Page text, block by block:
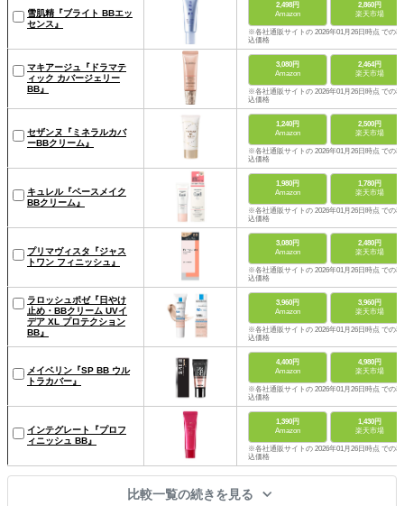
雪肌精『ブライト BBエッ
センス』
2,498円
Amazon
2,860円
楽天市場
※各社通販サイトの 2026年01月26日時点 での税
込価格
マキアージュ『ドラマテ
ィック カバージェリー
BB』
3,080円
Amazon
2,464円
楽天市場
※各社通販サイトの 2026年01月26日時点 での税
込価格
セザンヌ『ミネラルカバ
ーBBクリーム』
1,240円
Amazon
2,500円
楽天市場
※各社通販サイトの 2026年01月26日時点 での税
込価格
キュレル『ベースメイク
BBクリーム』
1,980円
Amazon
1,780円
楽天市場
※各社通販サイトの 2026年01月26日時点 での税
込価格
プリマヴィスタ『ジャス
トワン フィニッシュ』
3,080円
Amazon
2,480円
楽天市場
※各社通販サイトの 2026年01月26日時点 での税
込価格
ラロッシュポゼ『日やけ
止め・BBクリーム UVイ
デア XL プロテクション
BB』
3,960円
Amazon
3,960円
楽天市場
※各社通販サイトの 2026年01月26日時点 での税
込価格
メイベリン『SP BB ウル
トラカバー』
4,400円
Amazon
4,980円
楽天市場
※各社通販サイトの 2026年01月26日時点 での税
込価格
インテグレート『プロフ
ィニッシュ BB』
1,390円
Amazon
1,430円
楽天市場
※各社通販サイトの 2026年01月26日時点 での税
込価格
比較一覧の続きを見る